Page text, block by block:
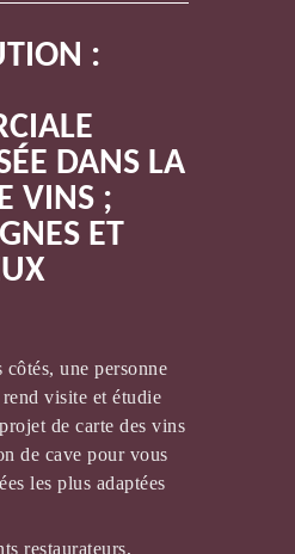
BRIOLAIS
LUPÉ CHOLET
:
DANS LA
VINS ;
ET
une personne
visite et étudie
de carte des vins
de cave pour vous
les plus adaptées
restaurateurs,